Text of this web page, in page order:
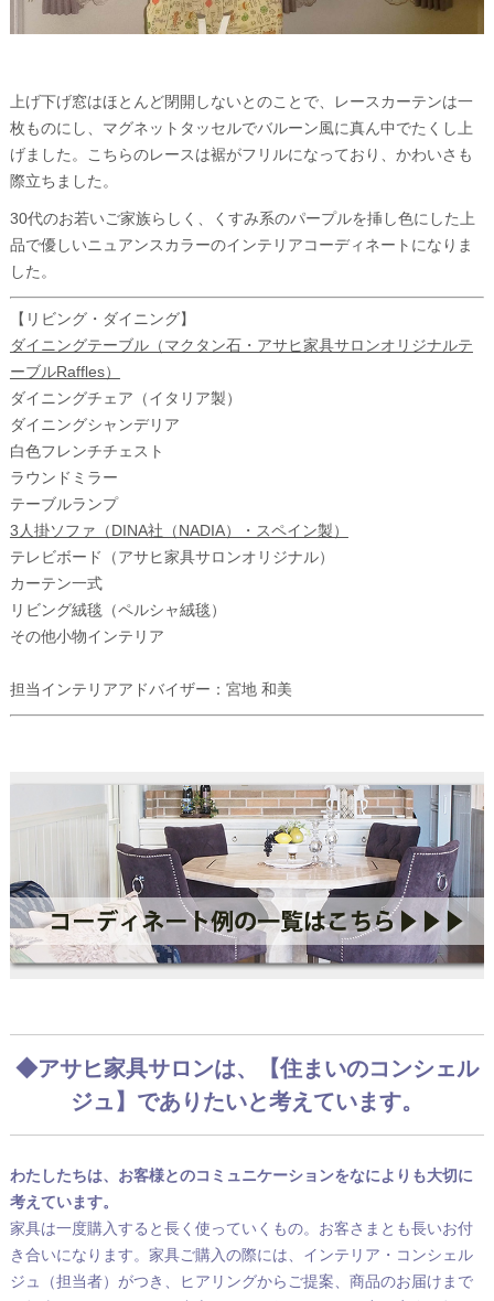
上げ下げ窓はほとんど閉開しないとのことで、レースカーテンは一
枚ものにし、マグネットタッセルでバルーン風に真ん中でたくし上
げました。こちらのレースは裾がフリルになっており、かわいさも
際立ちました。
30代のお若いご家族らしく、くすみ系のパープルを挿し色にした上
品で優しいニュアンスカラーのインテリアコーディネートになりま
した。
【リビング・ダイニング】
ダイニングテーブル（マクタン石・アサヒ家具サロンオリジナルテ
ーブルRaffles）
ダイニングチェア（イタリア製）
ダイニングシャンデリア
白色フレンチチェスト
ラウンドミラー
テーブルランプ
3人掛ソファ（DINA社（NADIA）・スペイン製）
テレビボード（アサヒ家具サロンオリジナル）
カーテン一式
リビング絨毯（ペルシャ絨毯）
その他小物インテリア
担当インテリアアドバイザー：宮地 和美
◆アサヒ家具サロンは、【住まいのコンシェル
ジュ】でありたいと考えています。
わたしたちは、お客様とのコミュニケーションをなによりも大切に
考えています。
家具は一度購入すると長く使っていくもの。お客さまとも長いお付
き合いになります。家具ご購入の際には、インテリア・コンシェル
ジュ（担当者）がつき、ヒアリングからご提案、商品のお届けまで